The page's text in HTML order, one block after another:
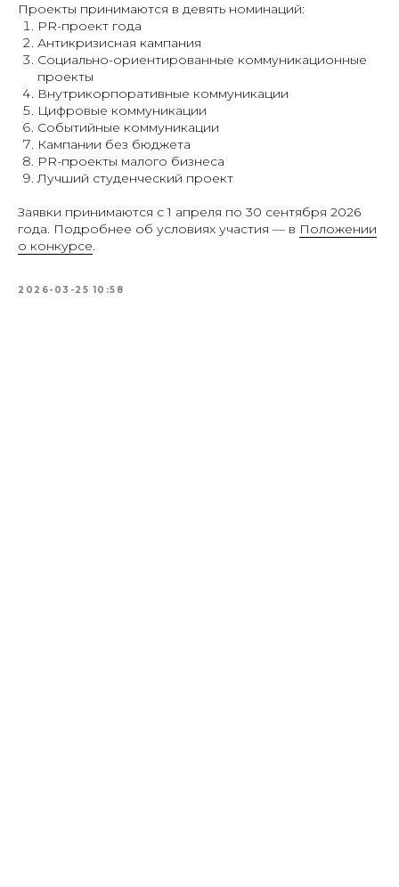
Проекты принимаются в девять номинаций:
PR-проект года
Антикризисная кампания
Социально-ориентированные коммуникационные
проекты
Внутрикорпоративные коммуникации
Цифровые коммуникации
Событийные коммуникации
Кампании без бюджета
PR-проекты малого бизнеса
Лучший студенческий проект
Заявки принимаются с 1 апреля по 30 сентября 2026
года. Подробнее об условиях участия — в Положении
о конкурсе.
2026-03-25 10:58